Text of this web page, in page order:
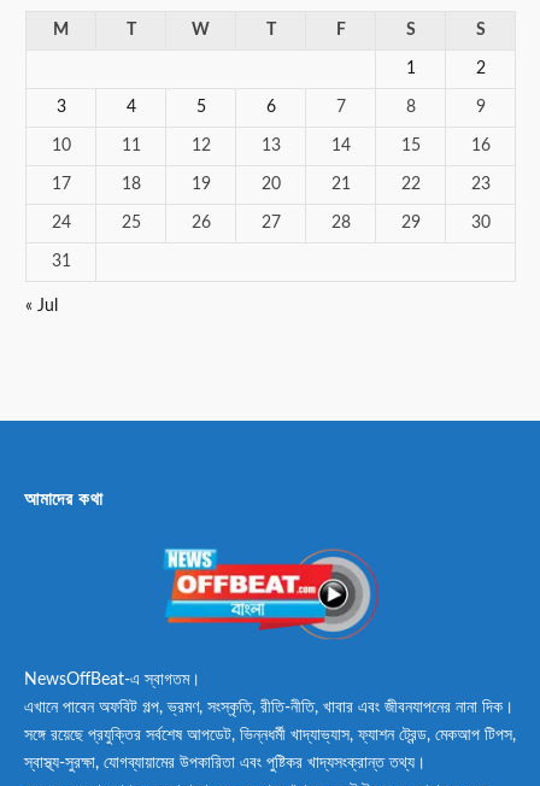
M W F S S
1 2
3 4 5 6 7 8 9
10 11 12 13 14 15 16
17 18 19 20 21 22 23
24 25 26 27 28 29 30
31
« Jul
আমাদের কথা
NewsOffBeat-এ স্বাগতম।
এখানে পাবেন অফবিট গল্প, ভ্রমণ, সংস্কৃতি, রীতি-নীতি, খাবার এবং জীবনযাপনের নানা দিক।
সঙ্গে রয়েছে প্রযুক্তির সর্বশেষ আপডেট, ভিন্নধর্মী খাদ্যাভ্যাস, ফ্যাশন ট্রেন্ড, মেকআপ টিপস,
স্বাস্থ্য-সুরক্ষা, যোগব্যায়ামের উপকারিতা এবং পুষ্টিকর খাদ্যসংক্রান্ত তথ্য।